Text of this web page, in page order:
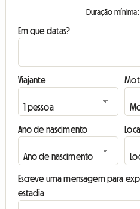
Duração mínima:
Em que datas?
Viajante
Ano de nascimento
Escreve uma mensagem para
estadia